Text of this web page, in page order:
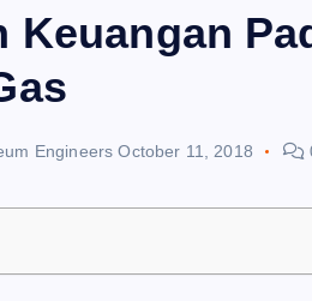
Keuangan
Engineers October 11, 2018